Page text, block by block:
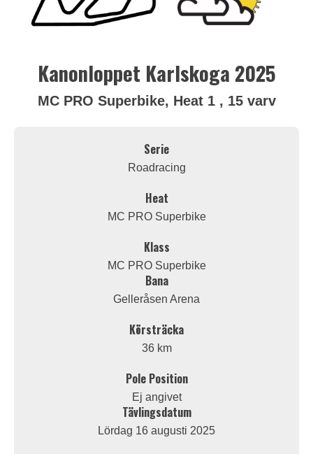
Kanonloppet Karlskoga 2025
MC PRO Superbike, Heat 1 , 15 varv
Serie
Roadracing
Heat
MC PRO Superbike
Klass
MC PRO Superbike
Bana
Gelleråsen Arena
Körsträcka
36 km
Pole Position
Ej angivet
Tävlingsdatum
Lördag 16 augusti 2025